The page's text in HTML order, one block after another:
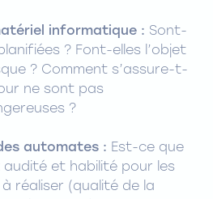
informatique : Sont-
? Font-elles l’objet
? Comment s’assure-t-
ne sont pas
?
automates : Est-ce que
et habilité pour les
réaliser (qualité de la